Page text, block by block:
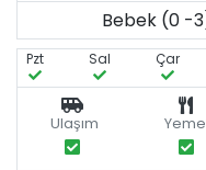
Bebek (0 -
Pzt Sal Çar
Ulaşım